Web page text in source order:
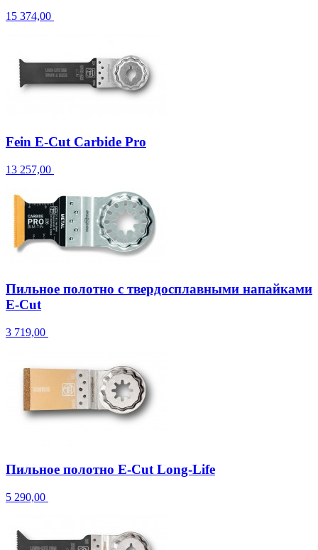
15 374,00
Fein E-Cut Carbide Pro
13 257,00
Пильное полотно с твердосплавными напайками
E-Cut
3 719,00
Пильное полотно E-Cut Long-Life
5 290,00